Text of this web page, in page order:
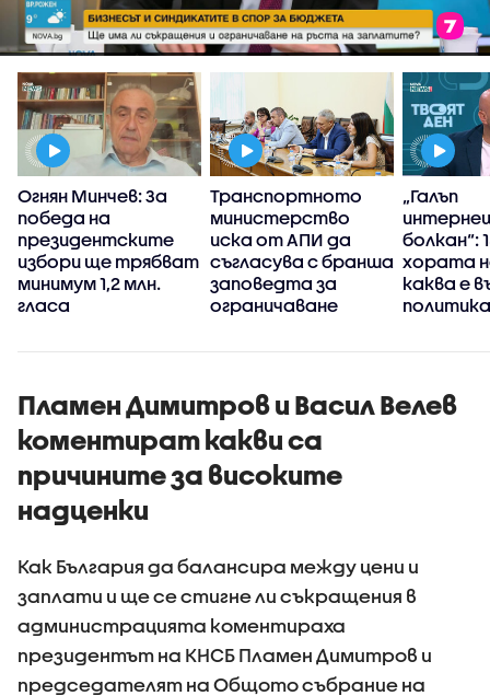
Огнян Минчев: За
победа на
президентските
избори ще трябват
минимум 1,2 млн.
гласа
Транспортното
министерство
иска от АПИ да
съгласува с бранша
заповедта за
ограничаване
камиони
„Галъп
болкан“:
хората
каква е
Пламен Димитров и Васил Велев
коментират какви са
причините за високите
надценки
Как България да балансира между цени и
заплати и ще се стигне ли съкращения в
администрацията коментираха
президентът на КНСБ Пламен Димитров и
председателят на Общото събрание на